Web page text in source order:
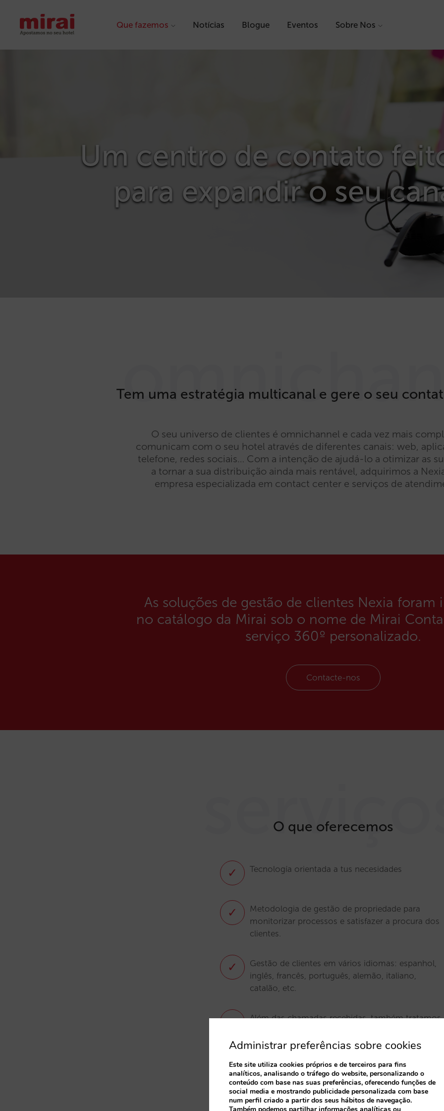
Que fazemos Notícias Blogue Eventos Sobre Nos
Um centro de contato
para expandir o seu
Tem uma estratégia multicanal e gere o seu
O seu universo de clientes é omnichannel e cada vez mais
comunicam com o seu hotel através de diferentes canais: web,
telefone, redes sociais… Com a intenção de ajudá-lo a otimizar as
a tornar a sua distribuição ainda mais rentável, adquirimos a
empresa especializada em contact center e serviços de
As soluções de gestão de clientes Nexia foram
no catálogo da Mirai sob o nome de Mirai
serviço 360º personalizado.
Contacte-nos
O que oferecemos
✓ Tecnología orientada a tus necesidades
✓
Metodologia de gestão de propriedade para
monitorizar processos e satisfazer a procura dos
clientes.
✓
Gestão de clientes em vários idiomas: espanhol,
inglês, francês, português, alemão, italiano,
catalão, etc.
✓
Além das chamadas recebidas, também tratamos
✓ Gestão de clientes nas redes sociais
Administrar preferências sobre cookies
Este site utiliza cookies próprios e de terceiros para fins
analíticos, analisando o tráfego do website, personalizando o
conteúdo com base nas suas preferências, oferecendo funções de
social media e mostrando publicidade personalizada com base
num perfil criado a partir dos seus hábitos de navegação.
Também podemos partilhar informações analíticas ou